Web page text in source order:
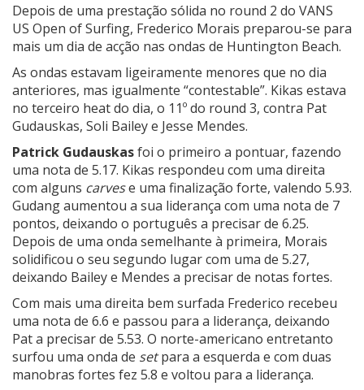
Depois de uma prestação sólida no round 2 do VANS
US Open of Surfing, Frederico Morais preparou-se para
mais um dia de acção nas ondas de Huntington Beach.
As ondas estavam ligeiramente menores que no dia
anteriores, mas igualmente “contestable”. Kikas estava
no terceiro heat do dia, o 11º do round 3, contra Pat
Gudauskas, Soli Bailey e Jesse Mendes.
Patrick Gudauskasfoi o primeiro a pontuar, fazendo
uma nota de 5.17. Kikas respondeu com uma direita
com alguns carvese uma finalização forte, valendo 5.93.
Gudang aumentou a sua liderança com uma nota de 7
pontos, deixando o português a precisar de 6.25.
Depois de uma onda semelhante à primeira, Morais
solidificou o seu segundo lugar com uma de 5.27,
deixando Bailey e Mendes a precisar de notas fortes.
Com mais uma direita bem surfada Frederico recebeu
uma nota de 6.6 e passou para a liderança, deixando
Pat a precisar de 5.53. O norte-americano entretanto
surfou uma onda de setpara a esquerda e com duas
manobras fortes fez 5.8 e voltou para a liderança.